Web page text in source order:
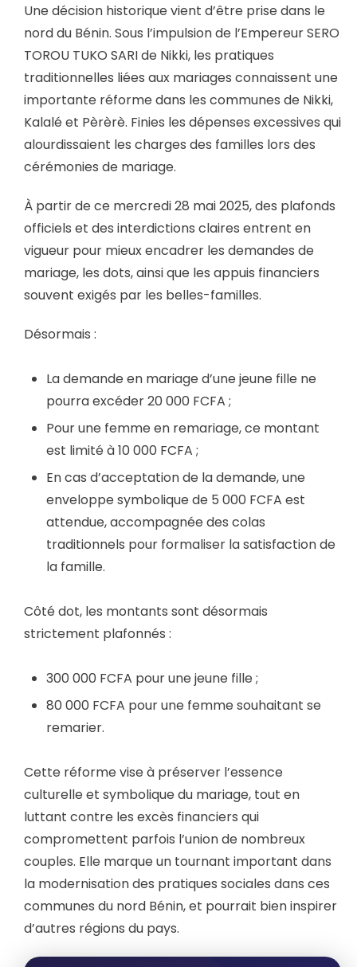
Une décision historique vient d’être prise dans le
nord du Bénin. Sous l’impulsion de l’Empereur SERO
TOROU TUKO SARI de Nikki, les pratiques
traditionnelles liées aux mariages connaissent une
importante réforme dans les communes de Nikki,
Kalalé et Pèrèrè. Finies les dépenses excessives qui
alourdissaient les charges des familles lors des
cérémonies de mariage.
À partir de ce mercredi 28 mai 2025, des plafonds
officiels et des interdictions claires entrent en
vigueur pour mieux encadrer les demandes de
mariage, les dots, ainsi que les appuis financiers
souvent exigés par les belles-familles.
Désormais :
La demande en mariage d’une jeune fille ne
pourra excéder 20 000 FCFA ;
Pour une femme en remariage, ce montant
est limité à 10 000 FCFA ;
En cas d’acceptation de la demande, une
enveloppe symbolique de 5 000 FCFA est
attendue, accompagnée des colas
traditionnels pour formaliser la satisfaction de
la famille.
Côté dot, les montants sont désormais
strictement plafonnés :
300 000 FCFA pour une jeune fille ;
80 000 FCFA pour une femme souhaitant se
remarier.
Cette réforme vise à préserver l’essence
culturelle et symbolique du mariage, tout en
luttant contre les excès financiers qui
compromettent parfois l’union de nombreux
couples. Elle marque un tournant important dans
la modernisation des pratiques sociales dans ces
communes du nord Bénin, et pourrait bien inspirer
d’autres régions du pays.